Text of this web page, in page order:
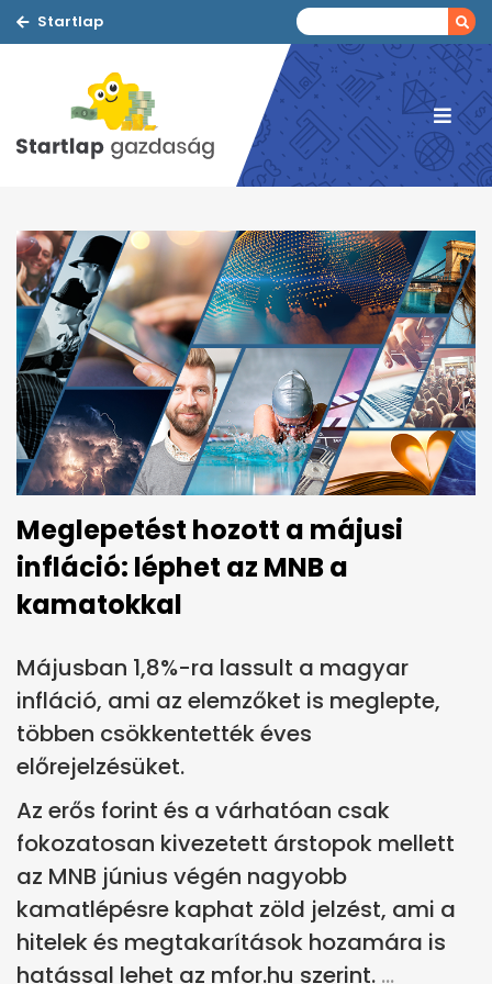
Startlap
Meglepetést hozott a májusi
infláció: léphet az MNB a
kamatokkal
Májusban 1,8%-ra lassult a magyar
infláció, ami az elemzőket is meglepte,
többen csökkentették éves
előrejelzésüket.
Az erős forint és a várhatóan csak
fokozatosan kivezetett árstopok mellett
az MNB június végén nagyobb
kamatlépésre kaphat zöld jelzést, ami a
hitelek és megtakarítások hozamára is
hatással lehet az mfor.hu szerint.